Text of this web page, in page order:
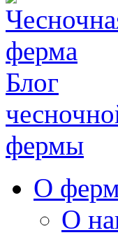
Блог
фермы
О
О